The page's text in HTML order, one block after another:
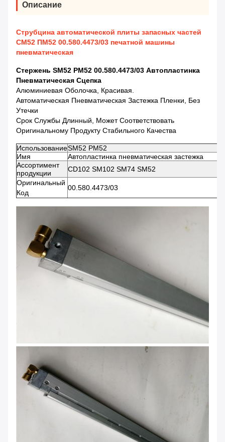
Описание
Струбцина автоматической плиты запасных частей
СМ52 ПМ52 00.580.4473/03 печатной машины
пневматическая
Стержень SM52 PM52 00.580.4473/03 Автопластинка
Пневматическая Сцепка
Алюминиевая Оболочка, Красивая.
Автоматическая Пневматическая Застежка Пленки, Без
Утечки
Срок Службы Длинный, Может Соответствовать
Оригинальному Продукту Стабильного Качества
ИспользованиеSM52 PM52
Имя
Автопластинка пневматическая застежка
Ассортимент
продукции
CD102 SM102 SM74 SM52
Оригинальный
Код
00.580.4473/03